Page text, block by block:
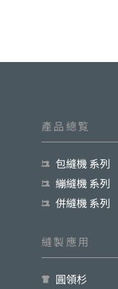
產品總覧
包縫機 系列
繃縫機 系列
併縫機 系列
縫製應用
圓領杉